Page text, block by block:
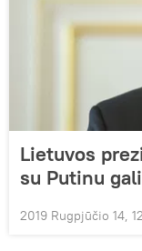
Lietuvos
su Putinu
2019 Rugpjūčio 14,